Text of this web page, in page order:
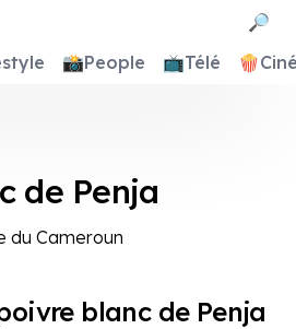
🔎
📸People 📺Télé 🍿
de Penja
du Cameroun
blanc de Penja